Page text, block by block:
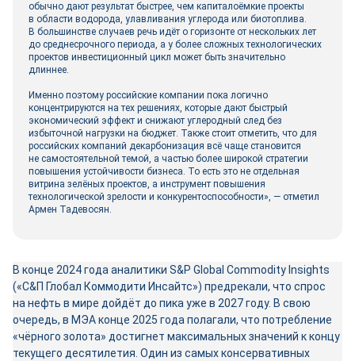
обычно дают результат быстрее, чем капиталоёмкие проекты
в области водорода, улавливания углерода или биотоплива.
В большинстве случаев речь идёт о горизонте от нескольких лет
до среднесрочного периода, а у более сложных технологических
проектов инвестиционный цикл может быть значительно
длиннее.
Именно поэтому российские компании пока логично
концентрируются на тех решениях, которые дают быстрый
экономический эффект и снижают углеродный след без
избыточной нагрузки на бюджет. Также стоит отметить, что для
российских компаний декарбонизация всё чаще становится
не самостоятельной темой, а частью более широкой стратегии
повышения устойчивости бизнеса. То есть это не отдельная
витрина зелёных проектов, а инструмент повышения
технологической зрелости и конкурентоспособности», — отметил
Армен Тадевосян.
В конце 2024 года аналитики S&P Global Commodity Insights
(«С&П Глобал Коммодити Инсайтс») предрекали, что спрос
на нефть в мире дойдёт до пика уже в 2027 году. В свою
очередь, в МЭА конце 2025 года полагали, что потребление
«чёрного золота» достигнет максимальных значений к концу
текущего десятилетия. Один из самых консервативных